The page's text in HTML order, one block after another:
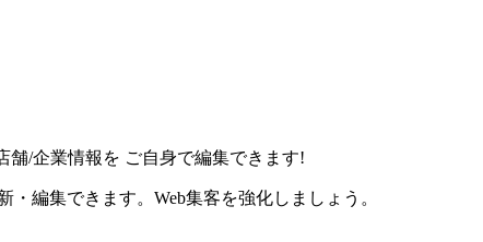
舗/企業情報を ご自身で編集できます!
編集できます。Web集客を強化しましょう。